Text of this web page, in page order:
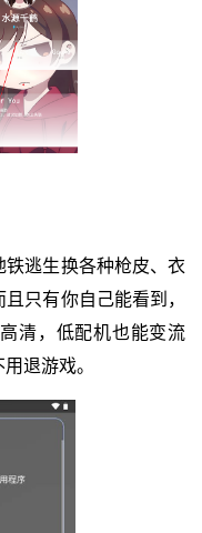
逃生换各种枪皮、衣
只有你自己能看到，
清，低配机也能变流
退游戏。